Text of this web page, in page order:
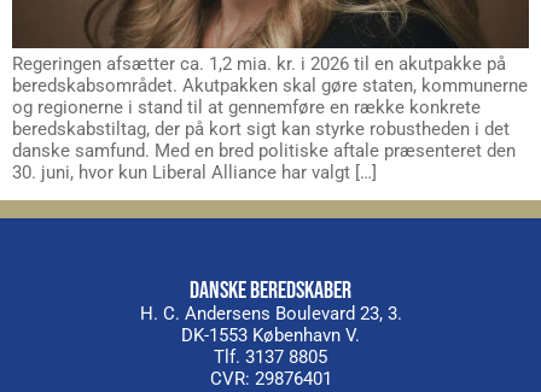
Regeringen afsætter ca. 1,2 mia. kr. i 2026 til en akutpakke på
beredskabsområdet. Akutpakken skal gøre staten, kommunerne
og regionerne i stand til at gennemføre en række konkrete
beredskabstiltag, der på kort sigt kan styrke robustheden i det
danske samfund. Med en bred politiske aftale præsenteret den
30. juni, hvor kun Liberal Alliance har valgt […]
DANSKE BEREDSKABER
H. C. Andersens Boulevard 23, 3.
DK-1553 København V.
Tlf. 3137 8805
CVR: 29876401